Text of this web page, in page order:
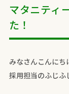
マタニティ
た！
みなさんこんにち
採用担当のふじふ